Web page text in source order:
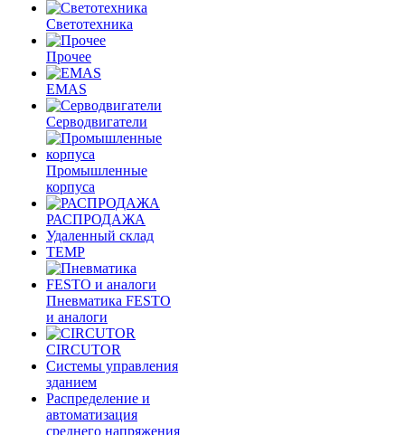
Светотехника
Прочее
EMAS
Cерводвигатели
Промышленные
корпуса
РАСПРОДАЖА
Удаленный склад
TEMP
Пневматика FESTO
и аналоги
CIRCUTOR
Системы управления
зданием
Распределение и
автоматизация
среднего напряжения